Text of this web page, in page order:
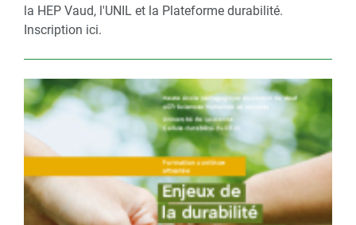
la HEP Vaud, l'UNIL et la Plateforme durabilité.
Inscription ici.